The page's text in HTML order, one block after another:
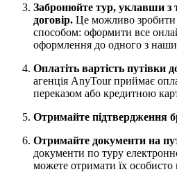
Забронюйте тур, уклавши з
договір. Це можливо
способом: оформити все
оформлення до одного з
Оплатіть вартість путівки
агенція AnyTour приймає
переказом або кредитною
Отримайте підтвердження
Отримайте документи на
документи по туру
можете отримати їх